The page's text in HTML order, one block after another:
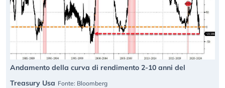
Andamento della curva di rendimento 2-10 anni del
Treasury Usa Fonte: Bloomberg